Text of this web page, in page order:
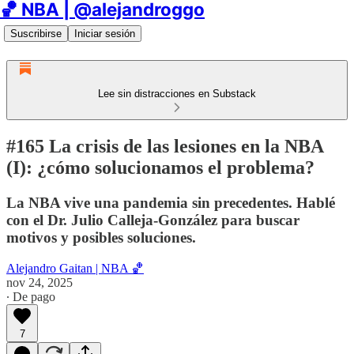
🏀 NBA | @alejandroggo
Suscribirse Iniciar sesión
Lee sin distracciones en Substack
#165 La crisis de las lesiones en la NBA
(I): ¿cómo solucionamos el problema?
La NBA vive una pandemia sin precedentes. Hablé
con el Dr. Julio Calleja-González para buscar
motivos y posibles soluciones.
Alejandro Gaitan | NBA 🏀
nov 24, 2025
∙ De pago
7